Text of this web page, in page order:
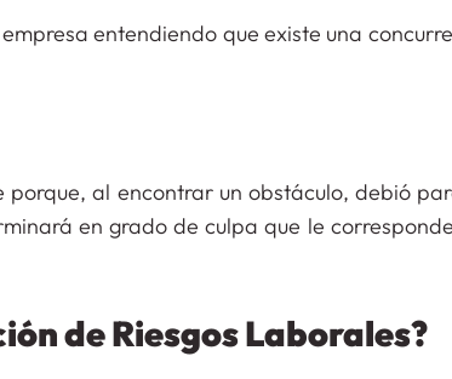
entendiendo que existe una
al encontrar un obstáculo, debió
en grado de culpa que le
de Riesgos Laborales?